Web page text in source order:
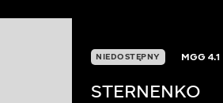
NIEDOSTĘPNY MGG4.1
STERNENKO